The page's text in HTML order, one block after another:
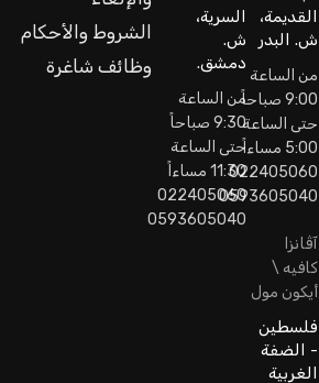
القديمة،
ش. البدر
من الساعة
9:00 صباحاً
حتى الساعة
5:00 مساءاً
022405060
0593605040
السرية،
ش.
دمشق.
من الساعة
9:30 صباحاً
حتى الساعة
11:30 مساءاً
022405060
0593605040
آڤانزا
كافيه \
أيكون مول
فلسطين
- الضفة
الغربية
الشروط والأحكام
وظائف شاغرة